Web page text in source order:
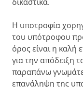
Η υποτροφία
του υπότροφου
όρος είναι η καλή
για την απόδειξη
παραπάνω
επανάληψη της